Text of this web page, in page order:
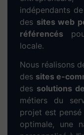
indépendants de
des sites web
référencés
locale.
Nous réalisons
des sites e-
des solutions
métiers du
projet est
optimale, une